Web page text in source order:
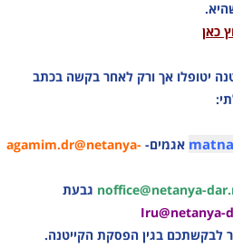
כאן
יטופלו אך ורק לאחר בקשה בכתב
אגמים- agamim.dr@netanya-
noffice@netanya- גבעת
Iru@netanya-
לבקשתכם בגין הפסקת הקייטנה.